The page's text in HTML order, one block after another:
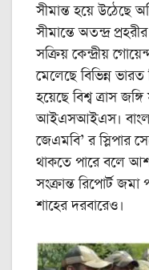
সীমান্ত হয়ে উঠেছে
সীমান্তে অতন্দ্র
সক্রিয় কেন্দ্রীয়
মেলেছে বিভিন্ন
হয়েছে বিশ্ব ত্রাস
আইএসআইএস।
জেএমবি’ র স্লিপার
থাকতে পারে বলে
সংক্রান্ত রিপোর্ট জমা
শাহের দরবারেও।